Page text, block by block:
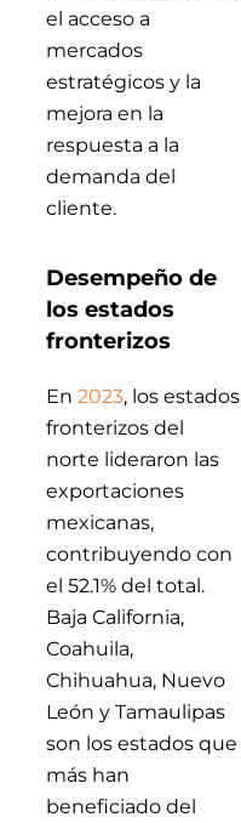
el acceso a
mercados
estratégicos y la
mejora en la
respuesta a la
demanda del
cliente.
Desempeño de
los estados
fronterizos
En 2023, los estados
fronterizos del
norte lideraron las
exportaciones
mexicanas,
contribuyendo con
el 52.1% del total.
Baja California,
Coahuila,
Chihuahua, Nuevo
León y Tamaulipas
son los estados que
más han
beneficiado del